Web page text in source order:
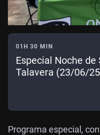
01H 30 MIN
Especial Noche de
Talavera (23/06/
Programa especial,